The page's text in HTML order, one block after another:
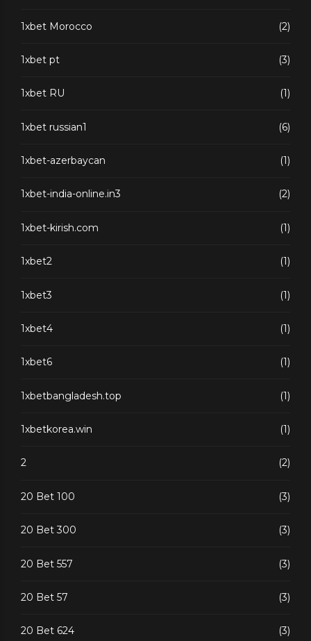
1xbet Morocco (2)
1xbet pt (3)
1xbet RU (1)
1xbet russian1 (6)
1xbet-azerbaycan (1)
1xbet-india-online.in3 (2)
1xbet-kirish.com (1)
1xbet2 (1)
1xbet3 (1)
1xbet4 (1)
1xbet6 (1)
1xbetbangladesh.top (1)
1xbetkorea.win (1)
2 (2)
20 Bet 100 (3)
20 Bet 300 (3)
20 Bet 557 (3)
20 Bet 57 (3)
20 Bet 624 (3)